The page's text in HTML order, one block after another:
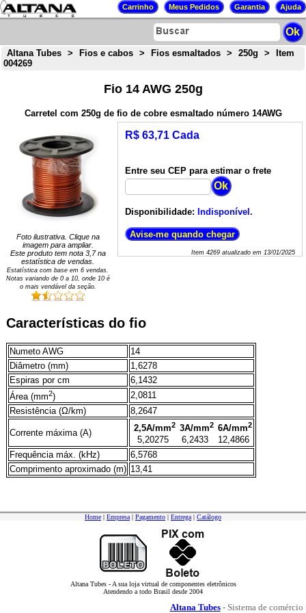
Altana Tubes > Fios e cabos > Fios esmaltados > 250g >
Item
004269
Fio 14 AWG 250g
Carretel com 250g de fio de cobre esmaltado número 14AWG
Foto ilustrativa. Clique na
imagem para ampliar.
Este produto tem nota 3,7na
estatística de vendas.
Estatística com base em 6 vendas.
Notas variando de 0a 10, onde 10 é
o mais vendável da seção.
R$ 63,71 Cada
Entre seu CEP para estimar o frete
Disponibilidade: Indisponível.
Item 4269atualizado em 13/01/2025
Características do fio
Numeto AWG
14
Diâmetro (mm)
1,6278
Espiras por cm
6,1432
Área (mm2)
2,0811
Resistência (Ω/km)
8,2647
Corrente máxima (A) 2,5A/mm2 3A/mm2 6A/mm2
5,20275 6,2433
12,4866
Frequência máx. (kHz)
6,5768
Comprimento aproximado (m) 13,41
Home | Empresa | Pagamento | Entrega | Catálogo
Altana Tubes - A sua loja virtual de componentes eletrônicos
Atendendo a todo Brasil desde 2004
Altana Tubes- Sistema de comércio